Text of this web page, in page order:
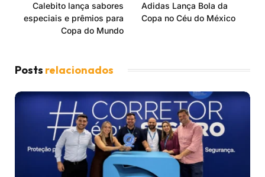
Calebito lança sabores
especiais e prêmios para
Copa do Mundo
Adidas Lança Bola da
Copa no Céu do México
Posts relacionados